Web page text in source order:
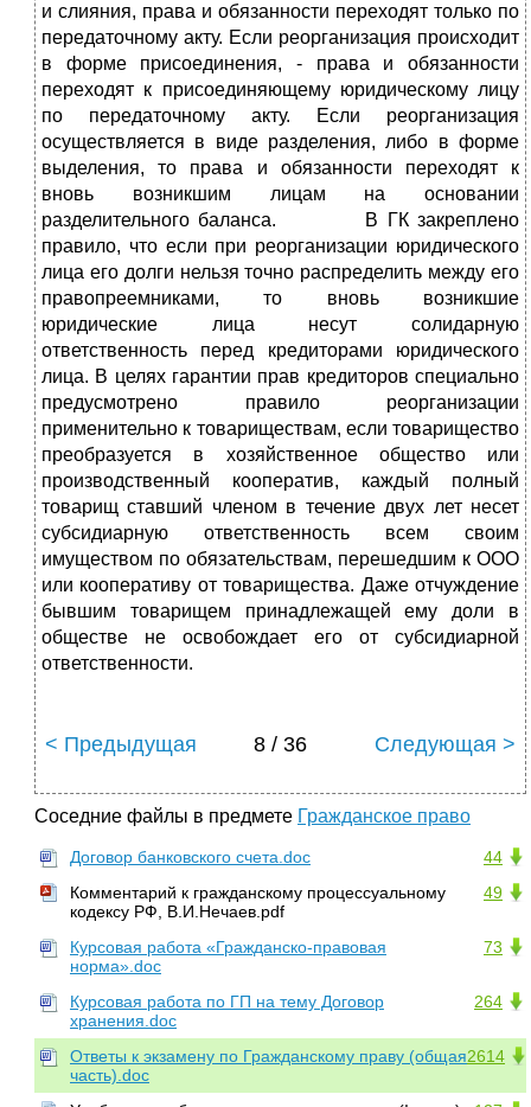
и слияния, права и обязанности переходят только по
передаточному акту. Если реорганизация происходит
в форме присоединения, - права и обязанности
переходят к присоединяющему юридическому лицу
по передаточному акту. Если реорганизация
осуществляется в виде разделения, либо в форме
выделения, то права и обязанности переходят к
вновь возникшим лицам на основании
разделительного баланса. В ГК закреплено
правило, что если при реорганизации юридического
лица его долги нельзя точно распределить между его
правопреемниками, то вновь возникшие
юридические лица несут солидарную
ответственность перед кредиторами юридического
лица. В целях гарантии прав кредиторов специально
предусмотрено правило реорганизации
применительно к товариществам, если товарищество
преобразуется в хозяйственное общество или
производственный кооператив, каждый полный
товарищ ставший членом в течение двух лет несет
субсидиарную ответственность всем своим
имуществом по обязательствам, перешедшим к ООО
или кооперативу от товарищества. Даже отчуждение
бывшим товарищем принадлежащей ему доли в
обществе не освобождает его от субсидиарной
ответственности.
< Предыдущая 8 / 36 Следующая >
Соседние файлы в предмете Гражданское право
44
Договор банковского счета.doc
49
Комментарий к гражданскому процессуальному
кодексу РФ, В.И.Нечаев.pdf
73
Курсовая работа «Гражданско-правовая
норма».doc
264
Курсовая работа по ГП на тему Договор
хранения.doc
2614
Ответы к экзамену по Гражданскому праву (общая
часть).doc